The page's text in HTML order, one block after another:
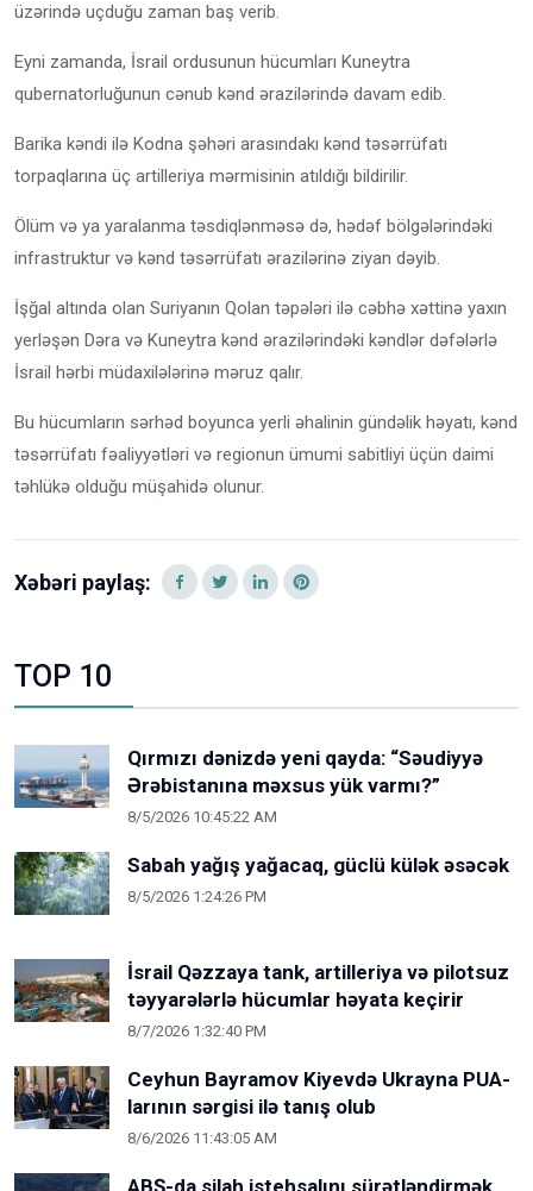
üzərində uçduğu zaman baş verib.
Eyni zamanda, İsrail ordusunun hücumları Kuneytra
qubernatorluğunun cənub kənd ərazilərində davam edib.
Barika kəndi ilə Kodna şəhəri arasındakı kənd təsərrüfatı
torpaqlarına üç artilleriya mərmisinin atıldığı bildirilir.
Ölüm və ya yaralanma təsdiqlənməsə də, hədəf bölgələrindəki
infrastruktur və kənd təsərrüfatı ərazilərinə ziyan dəyib.
İşğal altında olan Suriyanın Qolan təpələri ilə cəbhə xəttinə yaxın
yerləşən Dəra və Kuneytra kənd ərazilərindəki kəndlər dəfələrlə
İsrail hərbi müdaxilələrinə məruz qalır.
Bu hücumların sərhəd boyunca yerli əhalinin gündəlik həyatı, kənd
təsərrüfatı fəaliyyətləri və regionun ümumi sabitliyi üçün daimi
təhlükə olduğu müşahidə olunur.
Xəbəri paylaş:
TOP 10
Qırmızı dənizdə yeni qayda: “Səudiyyə
Ərəbistanına məxsus yük varmı?”
8/5/2026 10:45:22 AM
Sabah yağış yağacaq, güclü külək əsəcək
8/5/2026 1:24:26 PM
İsrail Qəzzaya tank, artilleriya və pilotsuz
təyyarələrlə hücumlar həyata keçirir
8/7/2026 1:32:40 PM
Ceyhun Bayramov Kiyevdə Ukrayna PUA-
larının sərgisi ilə tanış olub
8/6/2026 11:43:05 AM